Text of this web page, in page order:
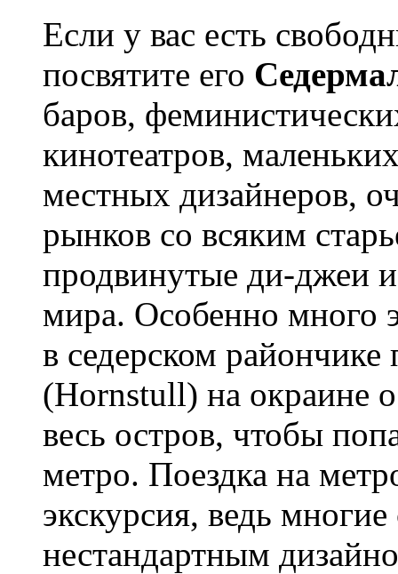
Если у вас есть
посвятите его
баров,
кинотеатров,
местных дизайнеров,
рынков со всяким
продвинутые ди-джеи
мира. Особенно много
в седерском
(Hornstull) на окраине
весь остров, чтобы
метро. Поездка на
экскурсия, ведь
нестандартным